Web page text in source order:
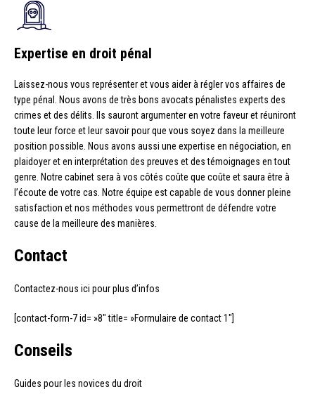
Expertise en droit pénal
Laissez-nous vous représenter et vous aider à régler vos affaires de
type pénal. Nous avons de très bons avocats pénalistes experts des
crimes et des délits. Ils sauront argumenter en votre faveur et réuniront
toute leur force et leur savoir pour que vous soyez dans la meilleure
position possible. Nous avons aussi une expertise en négociation, en
plaidoyer et en interprétation des preuves et des témoignages en tout
genre. Notre cabinet sera à vos côtés coûte que coûte et saura être à
l’écoute de votre cas. Notre équipe est capable de vous donner pleine
satisfaction et nos méthodes vous permettront de défendre votre
cause de la meilleure des manières.
Contact
Contactez-nous ici pour plus d’infos
[contact-form-7 id= »8″ title= »Formulaire de contact 1″]
Conseils
Guides pour les novices du droit